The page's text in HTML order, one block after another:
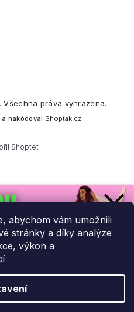
abychom vám umožnili
stránky a díky analýze
výkon a
Shoptet
. Všechna práva vyhrazena.
nakódoval Shoptak.cz
k našemu
našich novinkách a slevových